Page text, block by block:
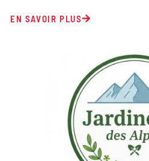
EN SAVOIR PLUS